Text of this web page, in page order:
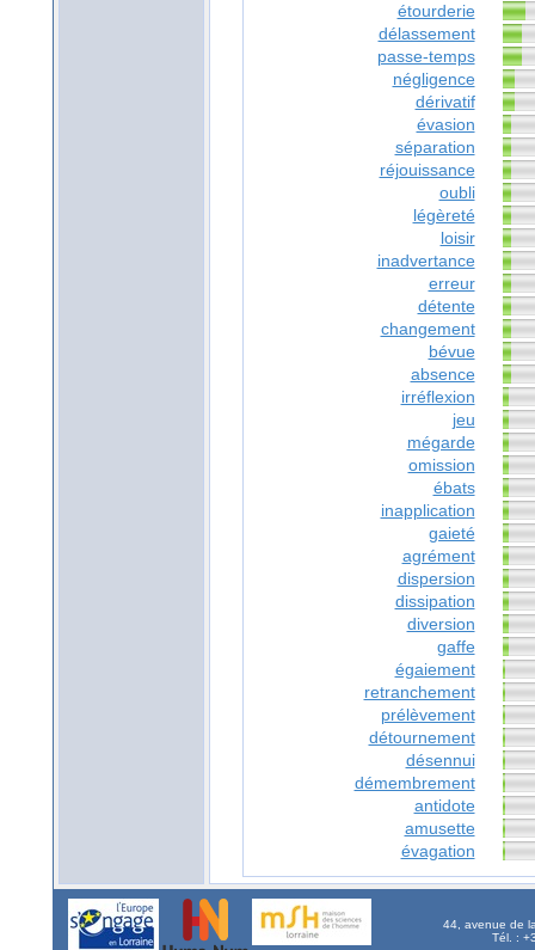
étourderie
délassement
passe-temps
négligence
dérivatif
évasion
séparation
réjouissance
oubli
légèreté
loisir
inadvertance
erreur
détente
changement
bévue
absence
irréflexion
jeu
mégarde
omission
ébats
inapplication
gaieté
agrément
dispersion
dissipation
diversion
gaffe
égaiement
retranchement
prélèvement
détournement
désennui
démembrement
antidote
amusette
évagation
44, avenue de
Tél. :